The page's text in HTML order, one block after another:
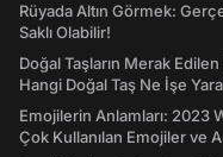
Rüyada Altın Görmek:
Saklı Olabilir!
Doğal Taşların Merak
Hangi Doğal Taş Ne İşe
Emojilerin Anlamları: 2023
Çok Kullanılan Emojiler ve